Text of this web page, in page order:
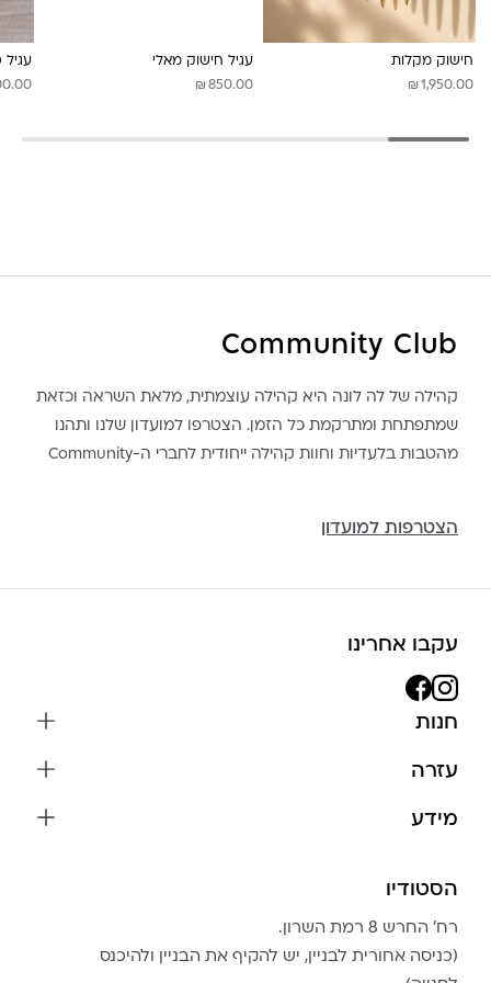
חישוק מקלות
₪ 1,950.00
עגיל חישוק מאלי
₪ 850.00
עגיל
Community Club
קהילה של לה לונה היא קהילה עוצמתית, מלאת השראה וכזאת
שמתפתחת ומתרקמת כל הזמן. הצטרפו למועדון שלנו ותהנו
מהטבות בלעדיות וחוות קהילה ייחודית לחברי ה-Community
הצטרפות למועדון
עקבו אחרינו
חנות
צמידים
בגדים
אביזרים
גברים
עזרה
צור קשר
מידע
שמירה על התכשיטים
הצהרת נגישות
טבלת מידות טבעות
הסטודיו
רח׳ החרש 8 רמת השרון.
(כניסה אחורית לבניין, יש להקיף את הבניין ולהיכנס